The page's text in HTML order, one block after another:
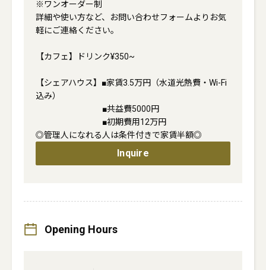
※ワンオーダー制
詳細や使い方など、お問い合わせフォームよりお気
軽にご連絡ください。
【カフェ】ドリンク¥350~
【シェアハウス】■家賃3.5万円（水道光熱費・Wi-Fi
込み）
■共益費5000円
■初期費用12万円
◎管理人になれる人は条件付きで家賃半額◎
Inquire
Opening Hours